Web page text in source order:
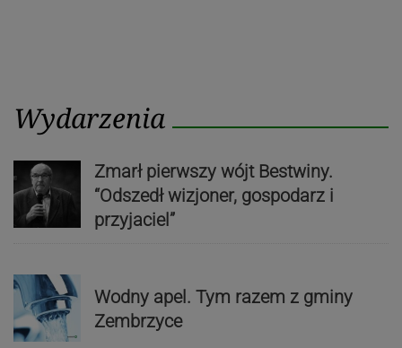
Wydarzenia
Zmarł pierwszy wójt Bestwiny.
“Odszedł wizjoner, gospodarz i
przyjaciel”
Wodny apel. Tym razem z gminy
Zembrzyce